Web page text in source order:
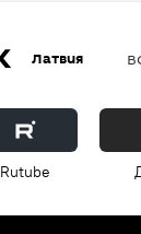
Латвия
Rutube